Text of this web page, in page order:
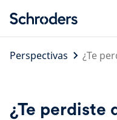
content
Perspectivas
¿Te
¿Te perdiste